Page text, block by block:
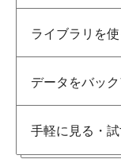
ライブラリを​
データを​バッ
手軽に​見る​・試